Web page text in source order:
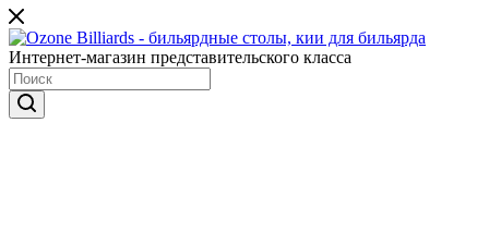
Интернет-магазин представительского класса